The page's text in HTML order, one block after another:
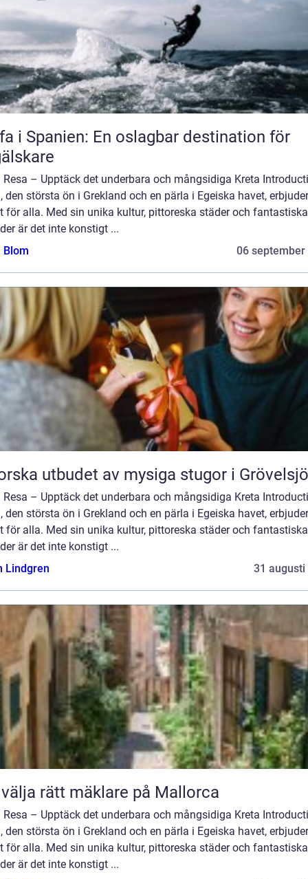
i Spanien: En oslagbar destination för
Resa – Upptäck det underbara och mångsidiga Kreta
den största ön i Grekland och en pärla i Egeiska havet, erbjuder
för alla. Med sin unika kultur, pittoreska städer och fantastiska
är det inte konstigt ...
Blom
06 september
utbudet av mysiga stugor i
Resa – Upptäck det underbara och mångsidiga Kreta
den största ön i Grekland och en pärla i Egeiska havet, erbjuder
för alla. Med sin unika kultur, pittoreska städer och fantastiska
är det inte konstigt ...
Lindgren
31 augusti
rätt mäklare på Mallorca
Resa – Upptäck det underbara och mångsidiga Kreta
den största ön i Grekland och en pärla i Egeiska havet, erbjuder
för alla. Med sin unika kultur, pittoreska städer och fantastiska
är det inte konstigt ...